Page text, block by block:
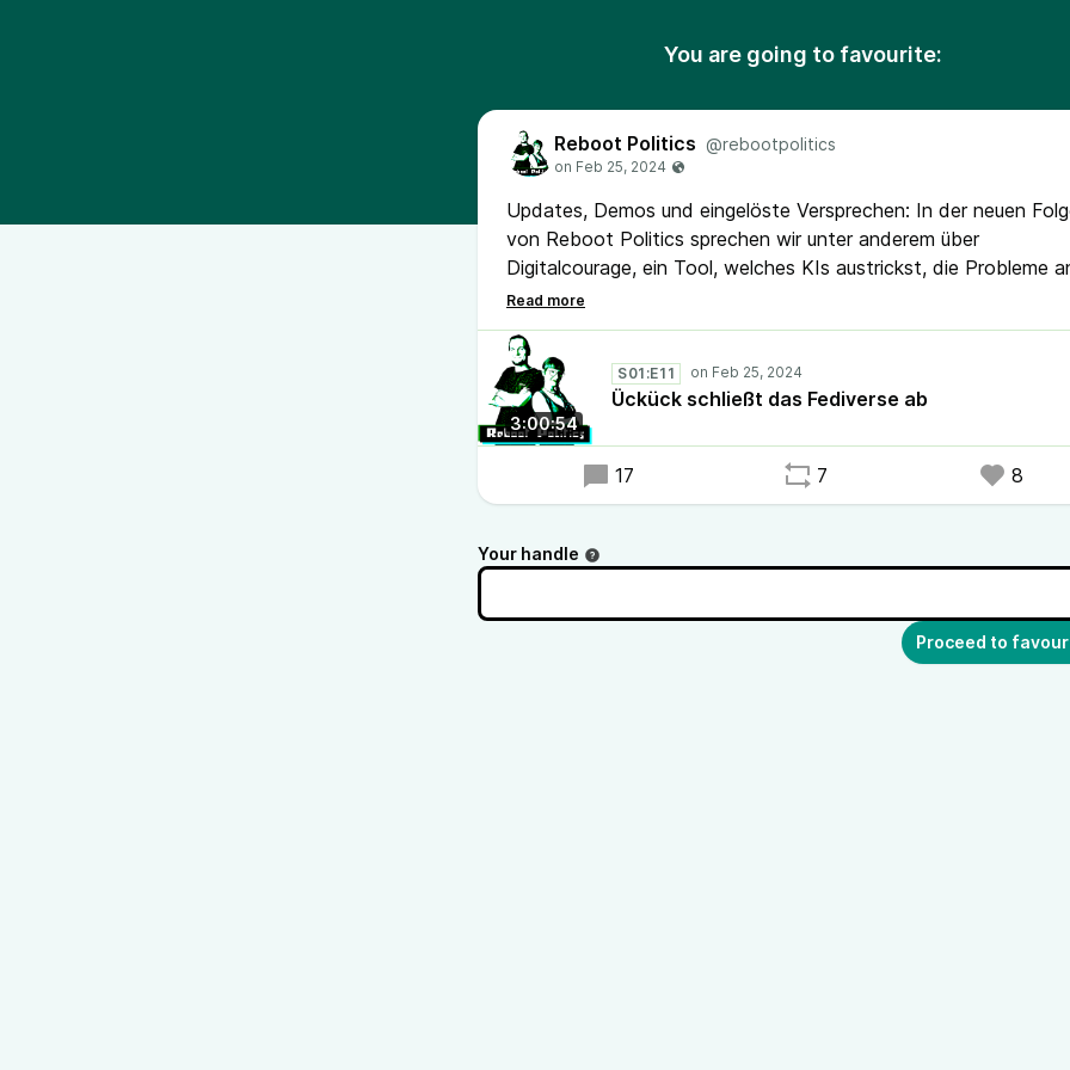
You are going to favourite:
Reboot Politics @rebootpolitics
Updates, Demos und eingelöste Versprechen: In der neuen
von Reboot Politics sprechen wir unter anderem über
Digitalcourage, ein Tool, welches KIs austrickst, die Probleme
Bezahlkarten für Geflüchtete, die Demos rund um den 13.
in Dresden, den Sachsenmonitor, das europäische
Lieferkettengesetz und das drohende Aus für
Deutschland.
Die Folge wurde am 25. Februar 2024 aufgenommen.
3:00:54
S01:E11
Ückück schließt das Fediverse ab
17 7 8
Your handle
Proceed to